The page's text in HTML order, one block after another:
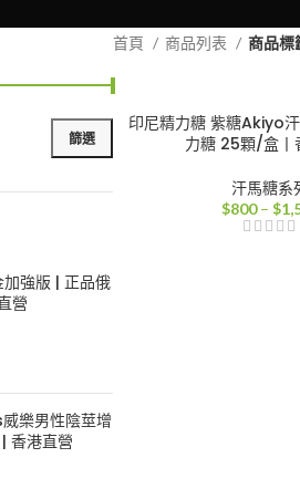
篩選
加強版 | 正品俄
營
：
樂男性陰莖增
香港直營
首頁 商品列表 商品標
印尼精力糖 紫糖Akiyo
力糖 25顆/盒丨
汗馬糖系
$800 – $